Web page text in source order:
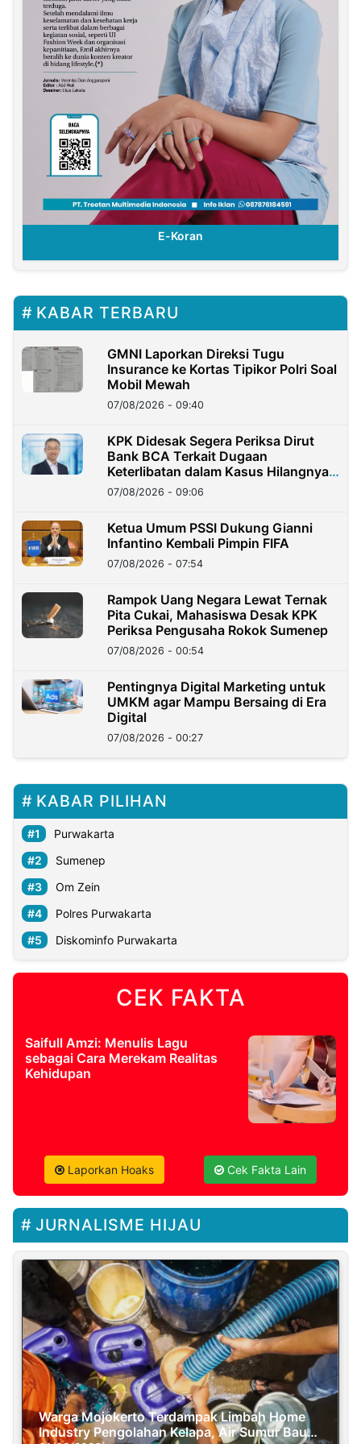
E-Koran
KABAR TERBARU
GMNI Laporkan Direksi Tugu
Insurance ke Kortas Tipikor Polri Soal
Mobil Mewah
07/08/2026 - 09:40
KPK Didesak Segera Periksa Dirut
Bank BCA Terkait Dugaan
Keterlibatan dalam Kasus Hilangnya
Dana Nasabah Rp2,58 Miliar
07/08/2026 - 09:06
Ketua Umum PSSI Dukung Gianni
Infantino Kembali Pimpin FIFA
07/08/2026 - 07:54
Rampok Uang Negara Lewat Ternak
Pita Cukai, Mahasiswa Desak KPK
Periksa Pengusaha Rokok Sumenep
07/08/2026 - 00:54
Pentingnya Digital Marketing untuk
UMKM agar Mampu Bersaing di Era
Digital
07/08/2026 - 00:27
KABAR PILIHAN
Purwakarta
Sumenep
Om Zein
Polres Purwakarta
Diskominfo Purwakarta
CEK FAKTA
Saifull Amzi: Menulis Lagu
sebagai Cara Merekam Realitas
Kehidupan
Laporkan Hoaks Cek Fakta Lain
JURNALISME HIJAU
Warga Mojokerto Terdampak Limbah Home
Industry Pengolahan Kelapa, Air Sumur Bau